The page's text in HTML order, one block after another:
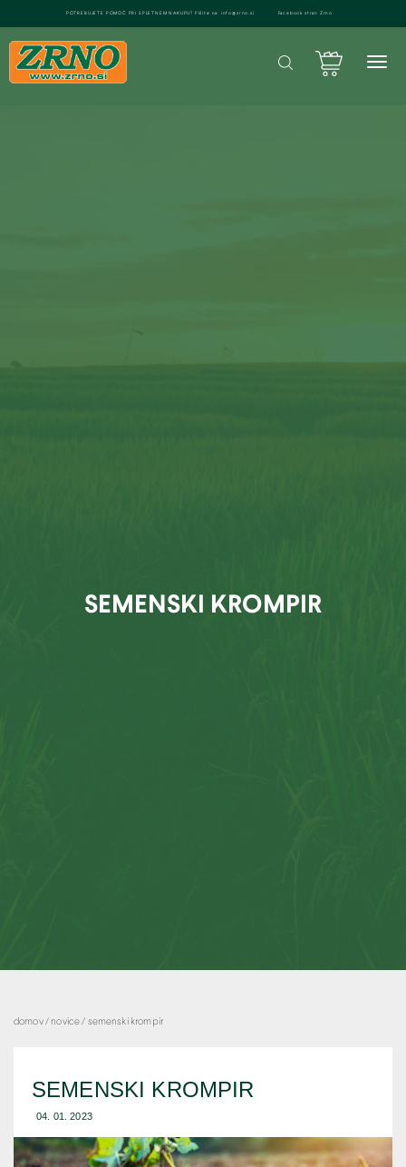
POTREBUJETE POMOČ PRI SPLETNEM NAKUPU? Pišite na: info@zrno.si Facebook stran Zrno
SEMENSKI KROMPIR
domov / novice / semenski krompir
SEMENSKI KROMPIR
04. 01. 2023